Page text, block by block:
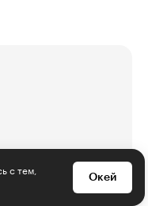
с тем,
Окей